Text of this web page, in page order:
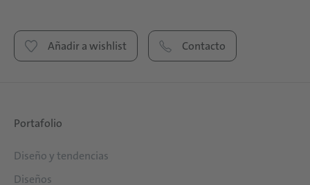
Añadir a wishlist Contacto
Portafolio
Diseño y tendencias
Diseños